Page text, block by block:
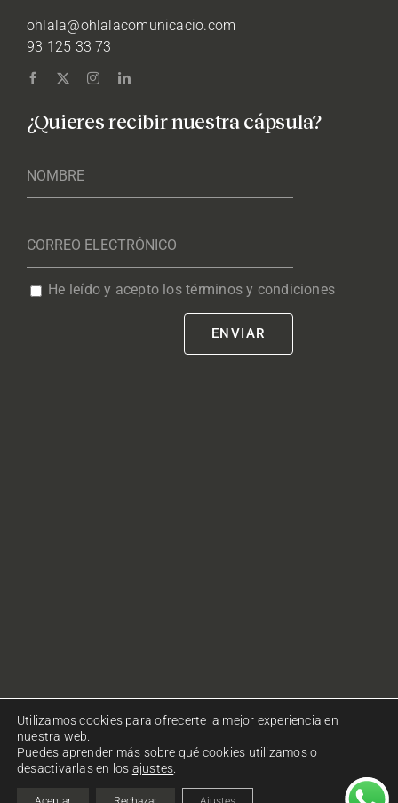
ohlala@ohlalacomunicacio.com
93 125 33 73
¿Quieres recibir nuestra cápsula?
He leído y acepto los términos y condiciones
© Copyright Ohlalà! Comunicació. Todos los derechos
reservados.
Política de privacidad Política de cookies
Utilizamos cookies para ofrecerte la mejor experiencia en
nuestra web.
Puedes aprender más sobre qué cookies utilizamos o
desactivarlas en los ajustes